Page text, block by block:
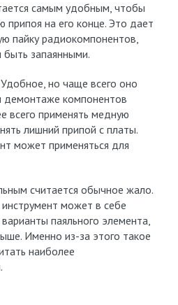
самым удобным, чтобы
припоя на его конце. Это дает
пайку радиокомпонентов,
запаянными.
но чаще всего оно
демонтаже компонентов
всего применять медную
лишний припой с платы.
может применяться для
считается обычное жало.
может в себе
паяльного элемента,
Именно из-за этого такое
наиболее